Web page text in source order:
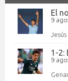
El
9
1-2:
9